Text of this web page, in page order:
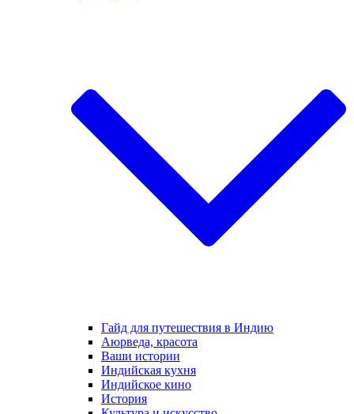
Гайд для путешествия в Индию
Аюрведа, красота
Ваши истории
Индийская кухня
Индийское кино
История